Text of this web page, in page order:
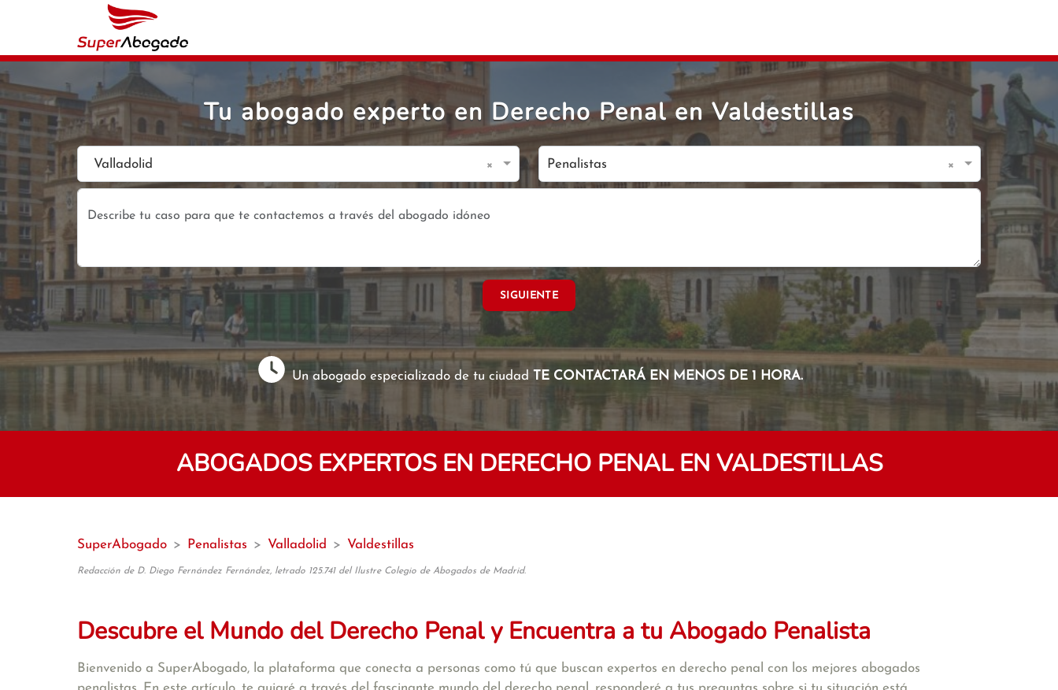
Tu abogado experto en Derecho Penal en Valdestillas
Valladolid × Penalistas ×
SIGUIENTE
Un abogado especializado de tu ciudad TE CONTACTARÁ EN MENOS DE 1 HORA.
ABOGADOS EXPERTOS EN DERECHO PENAL EN VALDESTILLAS
SuperAbogado > Penalistas > Valladolid > Valdestillas
Redacción de D. Diego Fernández Fernández, letrado 125.741 del Ilustre Colegio de Abogados de Madrid.
Descubre el Mundo del Derecho Penal y Encuentra a tu Abogado Penalista
Bienvenido a SuperAbogado, la plataforma que conecta a personas como tú que buscan expertos en derecho penal con los mejores abogados